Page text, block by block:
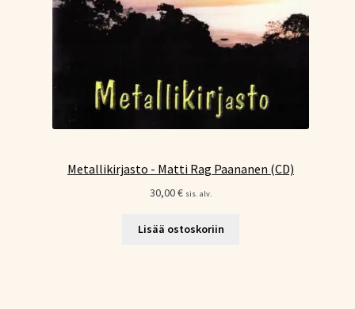
Metallikirjasto - Matti Rag Paananen (CD)
30,00€ sis. alv.
Lisää ostoskoriin